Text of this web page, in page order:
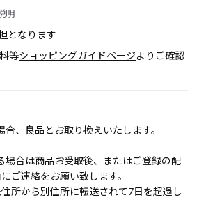
明
となります
等ショッピングガイドページよりご確認
、良品とお取り換えいたします。
場合は商品お受取後、またはご登録の配
ご連絡をお願い致します。
所から別住所に転送されて7日を超過し